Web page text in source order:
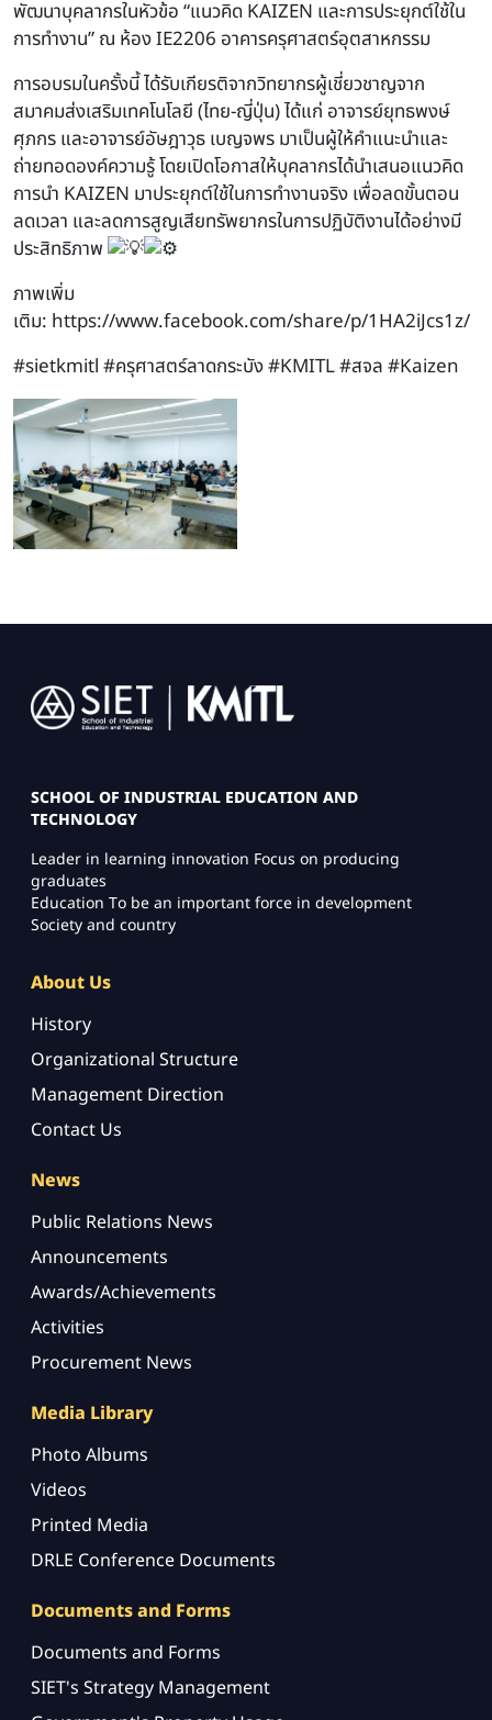
พัฒนาบุคลากรในหัวข้อ “แนวคิด KAIZEN และการประยุกต์ใช้ใน
การทำงาน” ณ ห้อง IE2206 อาคารครุศาสตร์อุตสาหกรรม
การอบรมในครั้งนี้ ได้รับเกียรติจากวิทยากรผู้เชี่ยวชาญจาก
สมาคมส่งเสริมเทคโนโลยี (ไทย-ญี่ปุ่น) ได้แก่ อาจารย์ยุทธพงษ์
ศุภกร และอาจารย์อัษฎาวุธ เบญจพร มาเป็นผู้ให้คำแนะนำและ
ถ่ายทอดองค์ความรู้ โดยเปิดโอกาสให้บุคลากรได้นำเสนอแนวคิด
การนำ KAIZEN มาประยุกต์ใช้ในการทำงานจริง เพื่อลดขั้นตอน
ลดเวลา และลดการสูญเสียทรัพยากรในการปฏิบัติงานได้อย่างมี
ประสิทธิภาพ
ภาพเพิ่ม
เติม: https://www.facebook.com/share/p/1HA2iJcs1z/
#sietkmitl#ครุศาสตร์ลาดกระบัง#KMITL#สจล#Kaizen
Image
SCHOOL OF INDUSTRIAL EDUCATION AND
TECHNOLOGY
Leader in learning innovation Focus on producing
graduates
Education To be an important force in development
Society and country
About Us
History
Organizational Structure
Management Direction
Contact Us
News
Public Relations News
Announcements
Awards/Achievements
Activities
Procurement News
Media Library
Photo Albums
Videos
Printed Media
DRLE Conference Documents
Documents and Forms
Documents and Forms
SIET's Strategy Management